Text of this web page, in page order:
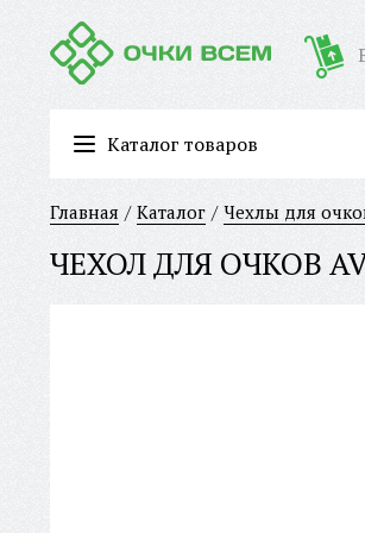
Каталог товаров
Главная Каталог Чехлы для
ЧЕХОЛ ДЛЯ ОЧКОВ